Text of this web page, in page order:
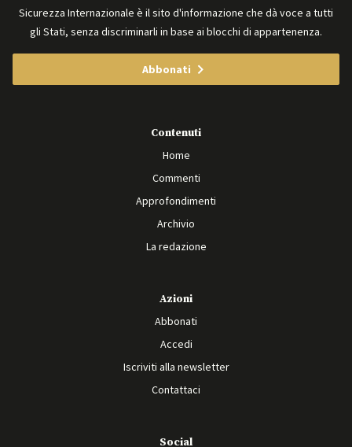
Sicurezza Internazionale è il sito d'informazione che dà voce a tutti
gli Stati, senza discriminarli in base ai blocchi di appartenenza.
Abbonati
Contenuti
Home
Commenti
Approfondimenti
Archivio
La redazione
Azioni
Abbonati
Accedi
Iscriviti alla newsletter
Contattaci
Social